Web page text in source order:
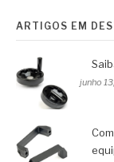
ARTIGOS EM
junho